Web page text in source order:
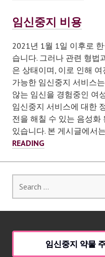
이
상)
임
신
도
약
으
로
할
수
나
요?
임신중지 비용
2021년 1월 1일 이후로
습니다. 그러나 관련 형법
은 상태이며, 이로 인해
가능한 임신중지 서비스
않는 임신을 경험중인 여
임신중지 서비스에 대한
전을 해칠 수 있는 음성
있습니다. 본 게시글에서
READING임
비
for:
임신중지 약물